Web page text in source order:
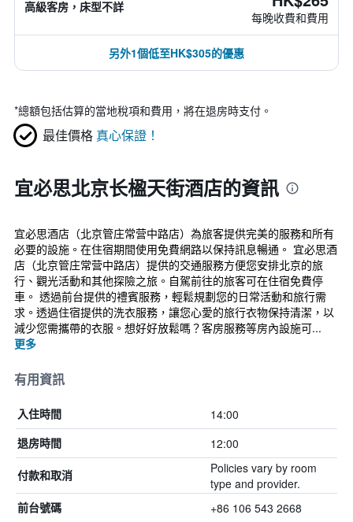
高級客房，床型不詳
每晚收費和費用
另外1個低至HK$305的優惠
*總額包括估算的當地稅項和費用，將在退房時支付。
最佳價格 真心保證！
宜必思北京长楹天街酒店的資訊
宜必思酒店（北京管庄常营中路店）為旅客提供完美的服務和所有
必要的設施。在住宿期間使用免費網路以保持訊息暢通。 宜必思酒
店（北京管庄常营中路店）提供的交通服務方便您安排北京的旅
行、觀光活動和其他探險之旅。自駕前往的旅客可在住宿免費停
車。 透過前台提供的禮賓服務，輕鬆規劃您的日常活動和旅行需
求。透過住宿提供的洗衣服務，讓您心愛的旅行衣物保持清潔，以
減少您需攜帶的衣服。想好好放鬆嗎？客房服務等房內設施可...
更多
有用資訊
入住時間 14:00
退房時間 12:00
付款和取消
Policies vary by room
type and provider.
前台號碼 +86 106 543 2668